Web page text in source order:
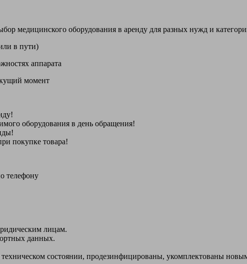
медицинского оборудования в аренду для разных нужд и
в пути)
аппарата
момент
оборудования в день обращения!
покупке товара!
телефону
лицам.
данных.
состоянии, продезинфицированы, укомплектованы